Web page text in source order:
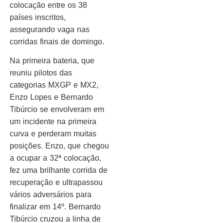
colocação entre os 38
países inscritos,
assegurando vaga nas
corridas finais de domingo.
Na primeira bateria, que
reuniu pilotos das
categorias MXGP e MX2,
Enzo Lopes e Bernardo
Tibúrcio se envolveram em
um incidente na primeira
curva e perderam muitas
posições. Enzo, que chegou
a ocupar a 32ª colocação,
fez uma brilhante corrida de
recuperação e ultrapassou
vários adversários para
finalizar em 14º. Bernardo
Tibúrcio cruzou a linha de